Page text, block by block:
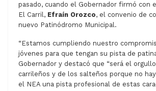
pasado, cuando el Gobernador firmó con
El Carril, Efraín Orozco, el convenio de
nuevo Patinódromo Municipal.
“Estamos cumpliendo nuestro
jóvenes para que tengan su pista de
Gobernador y destacó que “será el
carrileños y de los salteños porque no
el NEA una pista profesional de estas